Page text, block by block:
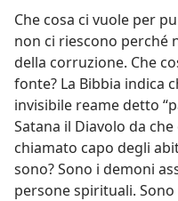
1973
Che cosa ci vuole per
non ci riescono perché
della corruzione. Che
fonte? La Bibbia indica
invisibile reame detto
Satana il Diavolo da
chiamato capo degli
sono? Sono i demoni
persone spirituali.